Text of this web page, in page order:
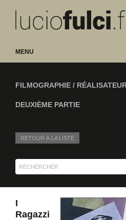
MENU
FILMOGRAPHIE /
DEUXIÈME PARTIE
RETOUR À LA LISTE
I
Ragazzi